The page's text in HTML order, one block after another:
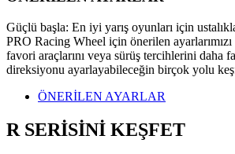
Güçlü başla: En iyi yarış oyunları için
PRO Racing Wheel için önerilen
favori araçlarını veya sürüş tercihlerini daha
direksiyonu ayarlayabileceğin birçok yolu
ÖNERİLEN AYARLAR
R SERİSİNİ KEŞFET